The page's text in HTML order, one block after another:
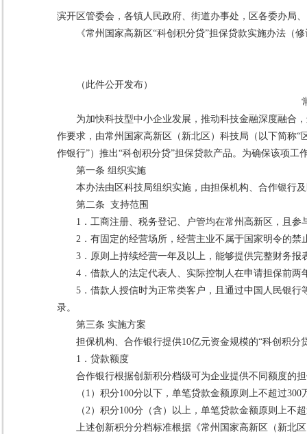
滨开区管委会，各镇人民政府、街道办事处，区各委办局
《常州国家高新区“科创积分贷”担保贷款实施办法（
（此件公开发布）
为加快科技型中小企业发展，推动科技金融深度融合
作要求，由常州国家高新区（新北区）科技局（以下简称
作银行”）推出“科创积分贷”担保贷款产品。为确保该项工
第一条 组织实施
本办法由区科技局组织实施，由担保机构、合作银行
第二条 支持范围
1．工商注册、税务登记、户管均在常州高新区，且
2．有固定的经营场所，经营主业不属于国家明令的禁
3．原则上持续经营一年及以上，能够提供完整财务报
4．借款人的法定代表人、实际控制人在申请担保前
5．借款人授信时为正常类客户，且通过中国人民银
录。
第三条 实施方案
担保机构、合作银行提供10亿元资金规模的“科创积
1．贷款额度
合作银行根据创新积分档级可为企业提供不同额度的
（1）积分100分以下，单笔贷款金额原则上不超过
（2）积分100分（含）以上，单笔贷款金额原则上不
上述创新积分分档标准根据《常州国家高新区（新北